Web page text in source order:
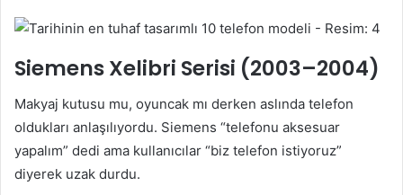
Siemens Xelibri Serisi (2003–2004)
Makyaj kutusu mu, oyuncak mı derken aslında telefon
oldukları anlaşılıyordu. Siemens “telefonu aksesuar
yapalım” dedi ama kullanıcılar “biz telefon istiyoruz”
diyerek uzak durdu.